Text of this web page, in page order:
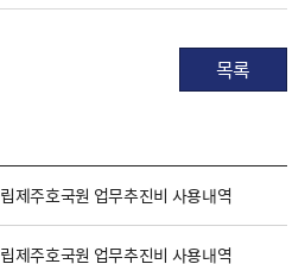
목록
제주호국원 업무추진비 사용내역
제주호국원 업무추진비 사용내역